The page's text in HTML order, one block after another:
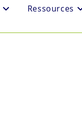
Ressources